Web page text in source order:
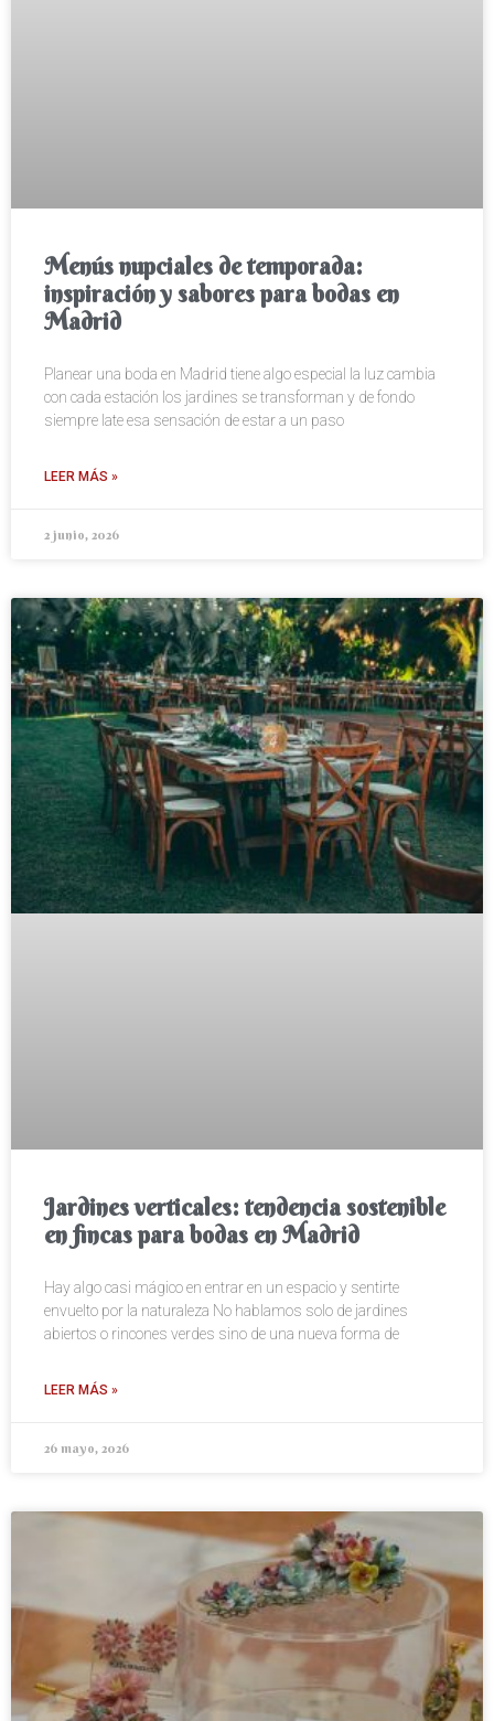
Menús nupciales de temporada:
inspiración y sabores para bodas en
Madrid
Planear una boda en Madrid tiene algo especial la luz cambia
con cada estación los jardines se transforman y de fondo
siempre late esa sensación de estar a un paso
LEER MÁS »
2 junio, 2026
Jardines verticales: tendencia sostenible
en fincas para bodas en Madrid
Hay algo casi mágico en entrar en un espacio y sentirte
envuelto por la naturaleza No hablamos solo de jardines
abiertos o rincones verdes sino de una nueva forma de
LEER MÁS »
26 mayo, 2026